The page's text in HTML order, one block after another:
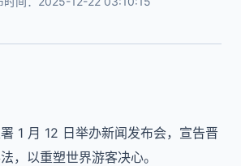
1 月 12 日举办新闻发布会，宣告晋
，以重塑世界游客决心。